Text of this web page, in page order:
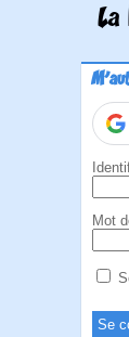
La
Mot